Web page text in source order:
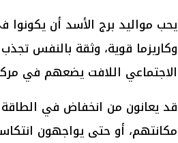
يحب مواليد برج الأسد أن يكونوا
وكاريزما قوية، وثقة بالنفس
الاجتماعي اللافت يضعهم في مركز
قد يعانون من انخفاض في
مكانتهم، أو حتى يواجهون